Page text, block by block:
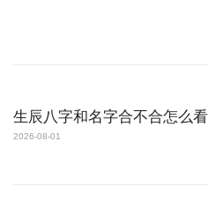
生辰八字和名字合不合怎么看
2026-08-01